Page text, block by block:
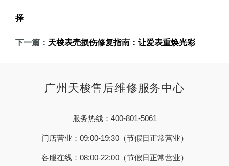
择
下一篇： 天梭表壳损伤修复指南：让爱表重焕光彩
广州天梭售后维修服务中心
服务热线：400-801-5061
门店营业：09:00-19:30（节假日正常营业）
客服在线：08:00-22:00（节假日正常营业）